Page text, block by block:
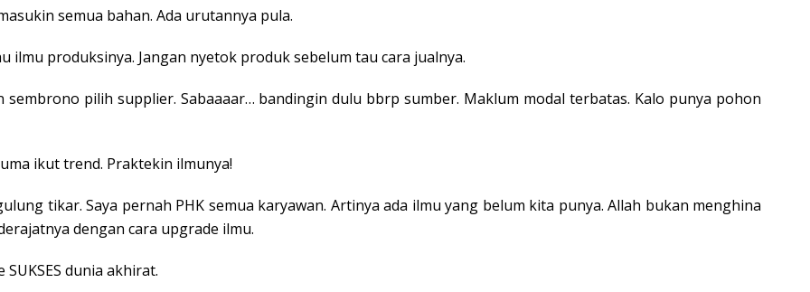
semua bahan. Ada urutannya pula.
ilmu produksinya. Jangan nyetok produk sebelum tau cara jualnya.
sembrono pilih supplier. Sabaaaar… bandingin dulu bbrp sumber. Maklum modal terbatas. Kalo punya pohon
ikut trend. Praktekin ilmunya!
tikar. Saya pernah PHK semua karyawan. Artinya ada ilmu yang belum kita punya. Allah bukan menghina
dengan cara upgrade ilmu.
dunia akhirat.